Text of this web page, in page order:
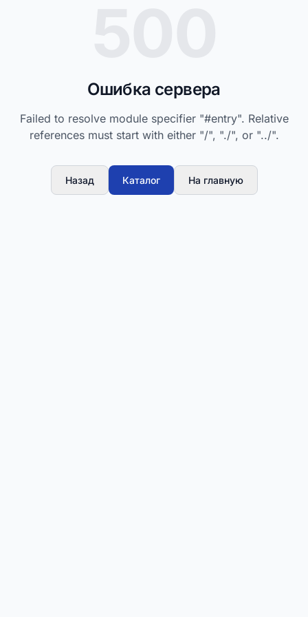
Ошибка сервера
Failed to resolve module specifier "#entry". Relative
references must start with either "/", "./", or "../".
Назад Каталог На главную